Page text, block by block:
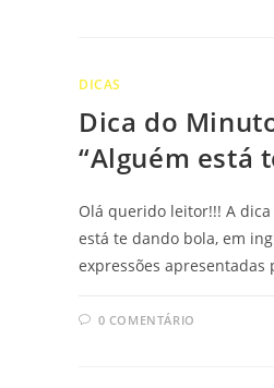
DICAS
Dica do
“Alguém está
Olá querido leitor!!! A
está te dando bola, em
expressões
0 COMENTÁRIO